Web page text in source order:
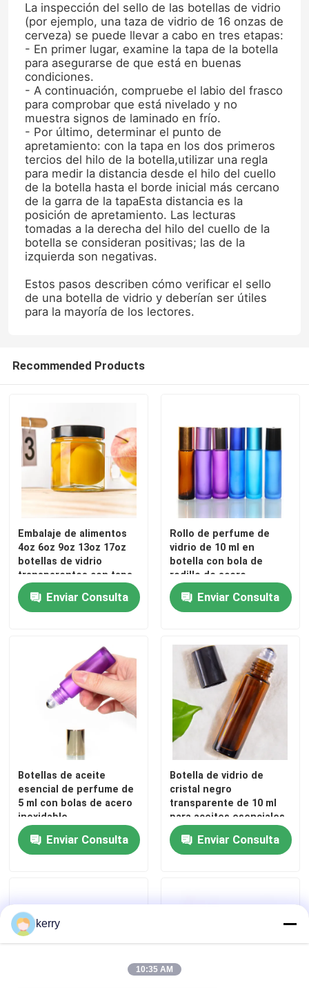
Productos
La inspección del sello de las botellas de vidrio
(por ejemplo, una taza de vidrio de 16 onzas de
cerveza) se puede llevar a cabo en tres etapas:
- En primer lugar, examine la tapa de la botella
para asegurarse de que está en buenas
condiciones.
- A continuación, compruebe el labio del frasco
para comprobar que está nivelado y no
muestra signos de laminado en frío.
- Por último, determinar el punto de
apretamiento: con la tapa en los dos primeros
tercios del hilo de la botella,utilizar una regla
para medir la distancia desde el hilo del cuello
de la botella hasta el borde inicial más cercano
de la garra de la tapaEsta distancia es la
posición de apretamiento. Las lecturas
tomadas a la derecha del hilo del cuello de la
botella se consideran positivas; las de la
izquierda son negativas.
Estos pasos describen cómo verificar el sello
de una botella de vidrio y deberían ser útiles
para la mayoría de los lectores.
Recommended Products
Embalaje de alimentos
4oz 6oz 9oz 13oz 17oz
botellas de vidrio
transparentes con tapa
de vidrio congelado con
tapa de metal
Enviar Consulta
Rollo de perfume de
vidrio de 10 ml en
botella con bola de
rodillo de acero
inoxidable
Enviar Consulta
Botellas de aceite
esencial de perfume de
5 ml con bolas de acero
inoxidable
Enviar Consulta
Botella de vidrio de
cristal negro
transparente de 10 ml
para aceites esenciales
de perfumes
Enviar Consulta
kerry
10:35 AM